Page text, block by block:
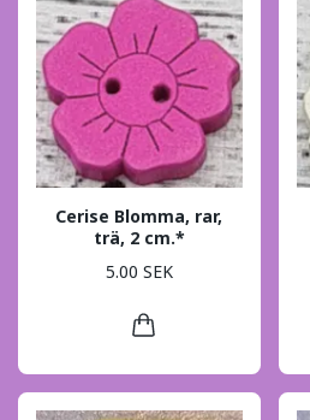
Cerise Blomma, rar,
trä, 2 cm.*
5.00 SEK